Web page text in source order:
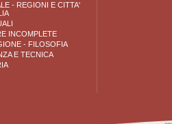
- REGIONI E CITTA'
INCOMPLETE
- FILOSOFIA
E TECNICA